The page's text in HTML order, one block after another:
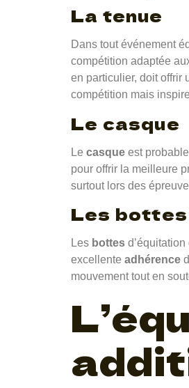
La tenue
Dans tout événement
compétition adaptée
en particulier, doit offrir
compétition mais
Le casque
Le casque est
pour offrir la meilleure
surtout lors des
Les
Les bottes d’équitation
excellente adhérence
mouvement tout en